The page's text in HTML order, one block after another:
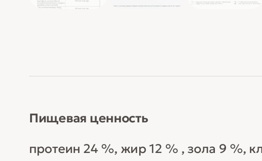
Пищевая ценность
протеин 24 %, жир 12 % , зола 9 %,